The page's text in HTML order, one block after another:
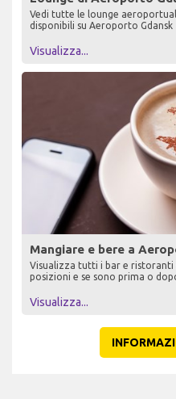
Vedi tutte le lounge
disponibili su Aeroporto Gdansk
Visualizza...
Mangiare e bere a
Visualizza tutti i bar e ristoranti
posizioni e se sono prima o
Visualizza...